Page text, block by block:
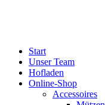
Start
Unser Team
Hofladen
Online-Shop
Accessoires